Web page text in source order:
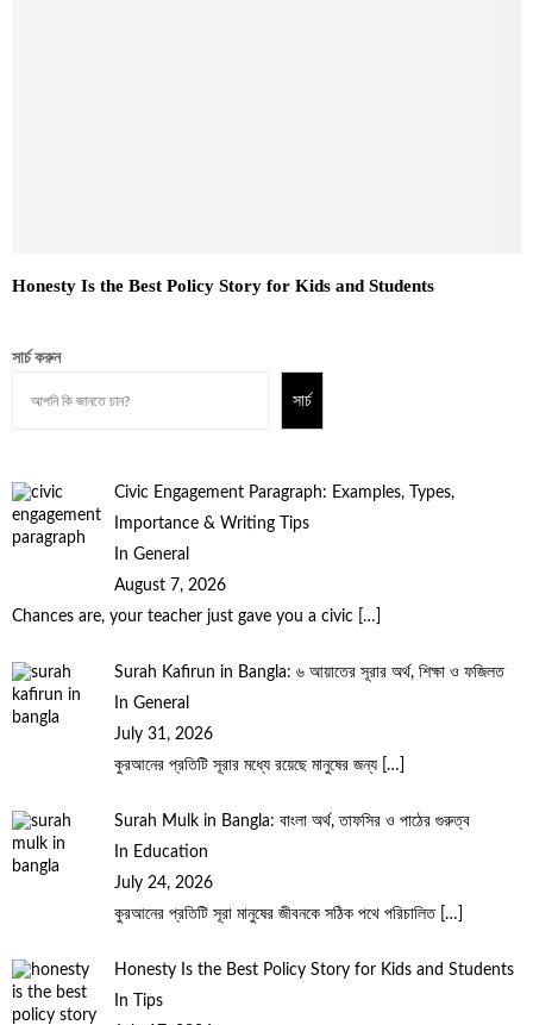
Honesty Is the Best Policy Story for Kids and Students
সার্চ করুন
সার্চ
Civic Engagement Paragraph: Examples, Types,
Importance & Writing Tips
In General
August 7, 2026
Chances are, your teacher just gave you a civic […]
Surah Kafirun in Bangla: ৬ আয়াতের সূরার অর্থ, শিক্ষা ও ফজিলত
In General
July 31, 2026
কুরআনের প্রতিটি সূরার মধ্যে রয়েছে মানুষের জন্য […]
Surah Mulk in Bangla: বাংলা অর্থ, তাফসির ও পাঠের গুরুত্ব
In Education
July 24, 2026
কুরআনের প্রতিটি সূরা মানুষের জীবনকে সঠিক পথে পরিচালিত […]
Honesty Is the Best Policy Story for Kids and Students
In Tips